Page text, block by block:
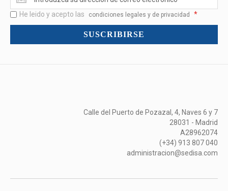
<br>Novedades
y
mucho
He leido y acepto las condiciones legales y de privacidad *
SUSCRIBIRSE
Calle del Puerto de Pozazal, 4, Naves 6 y 7
28031 - Madrid
A28962074
(+34) 913 807 040
administracion@sedisa.com